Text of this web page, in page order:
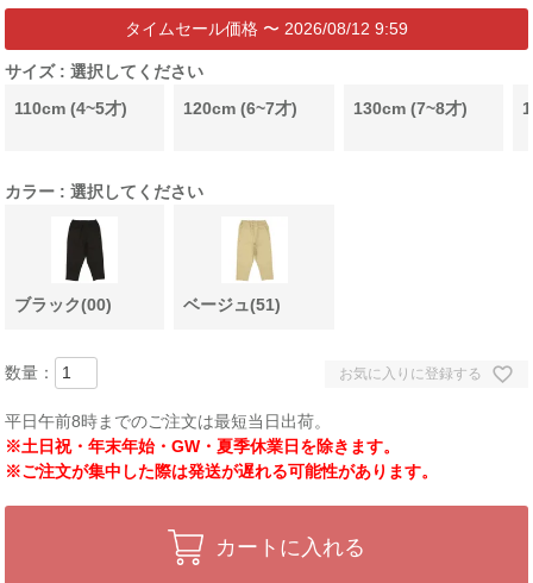
〜 2026/08/12 9:59
サイズ
選択してください
110cm (4~5才)
120cm (6~7才) 130cm (7~8才)
カラー 選択してください
ブラック(00) ベージュ(51)
お気に入りに登録する
平日午前8時までのご注文は最短当日出荷。
※土日祝・年末年始・GW・夏季休業日を除きます。
※ご注文が集中した際は発送が遅れる可能性があります。
カートに入れる